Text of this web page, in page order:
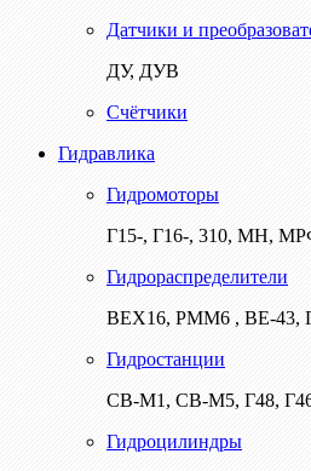
Датчики и
ДУ, ДУВ
Счётчики
Гидравлика
Гидромоторы
Г15-, Г16-, 310, МН,
Гидрораспределители
ВЕХ16, РММ6 , ВЕ-43,
Гидростанции
СВ-М1, СВ-М5, Г48,
Гидроцилиндры